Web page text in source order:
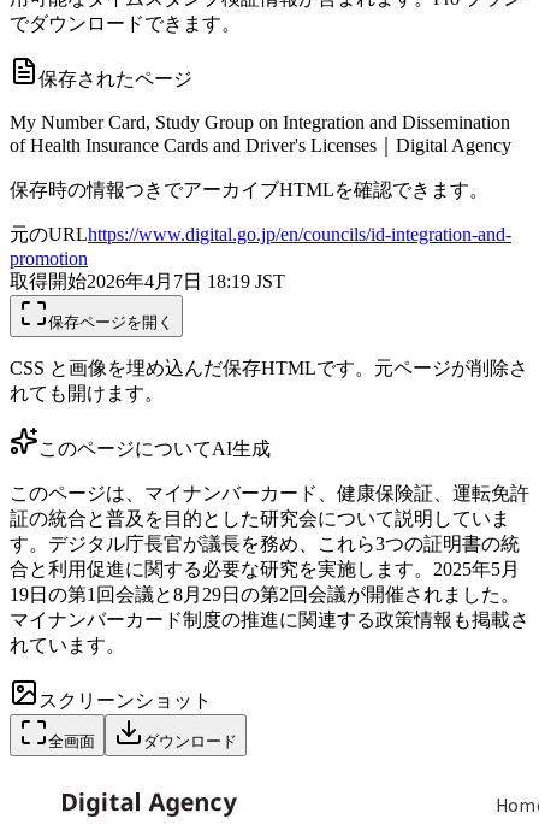
でダウンロードできます。
保存されたページ
My Number Card, Study Group on Integration and Dissemination
of Health Insurance Cards and Driver's Licenses｜Digital Agency
保存時の情報つきでアーカイブHTMLを確認できます。
元のURLhttps://www.digital.go.jp/en/councils/id-integration-and-
promotion
取得開始2026年4月7日 18:19 JST
保存ページを開く
CSS と画像を埋め込んだ保存HTMLです。元ページが削除さ
れても開けます。
このページについてAI生成
このページは、マイナンバーカード、健康保険証、運転免許
証の統合と普及を目的とした研究会について説明していま
す。デジタル庁長官が議長を務め、これら3つの証明書の統
合と利用促進に関する必要な研究を実施します。2025年5月
19日の第1回会議と8月29日の第2回会議が開催されました。
マイナンバーカード制度の推進に関連する政策情報も掲載さ
れています。
スクリーンショット
全画面 ダウンロード